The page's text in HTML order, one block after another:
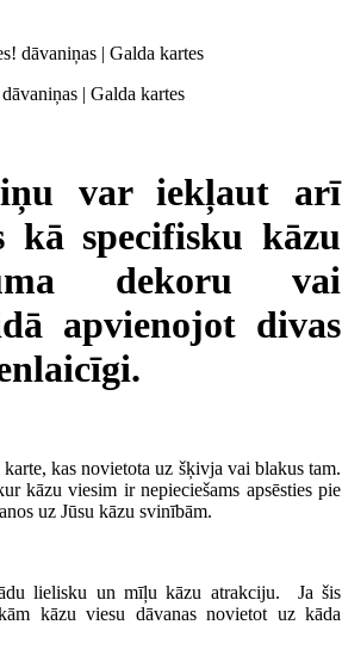
| Galda kartes
var iekļaut arī
kā specifisku kāzu
dekoru vai
apvienojot divas
kas novietota uz šķivja vai blakus tam.
kāzu viesim ir nepieciešams apsēsties pie
uz Jūsu kāzu svinībām.
lielisku un mīļu kāzu atrakciju. Ja šis
kāzu viesu dāvanas novietot uz kāda